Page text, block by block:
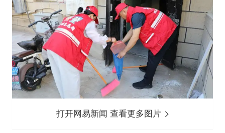
打开网易新闻 查看更多图片